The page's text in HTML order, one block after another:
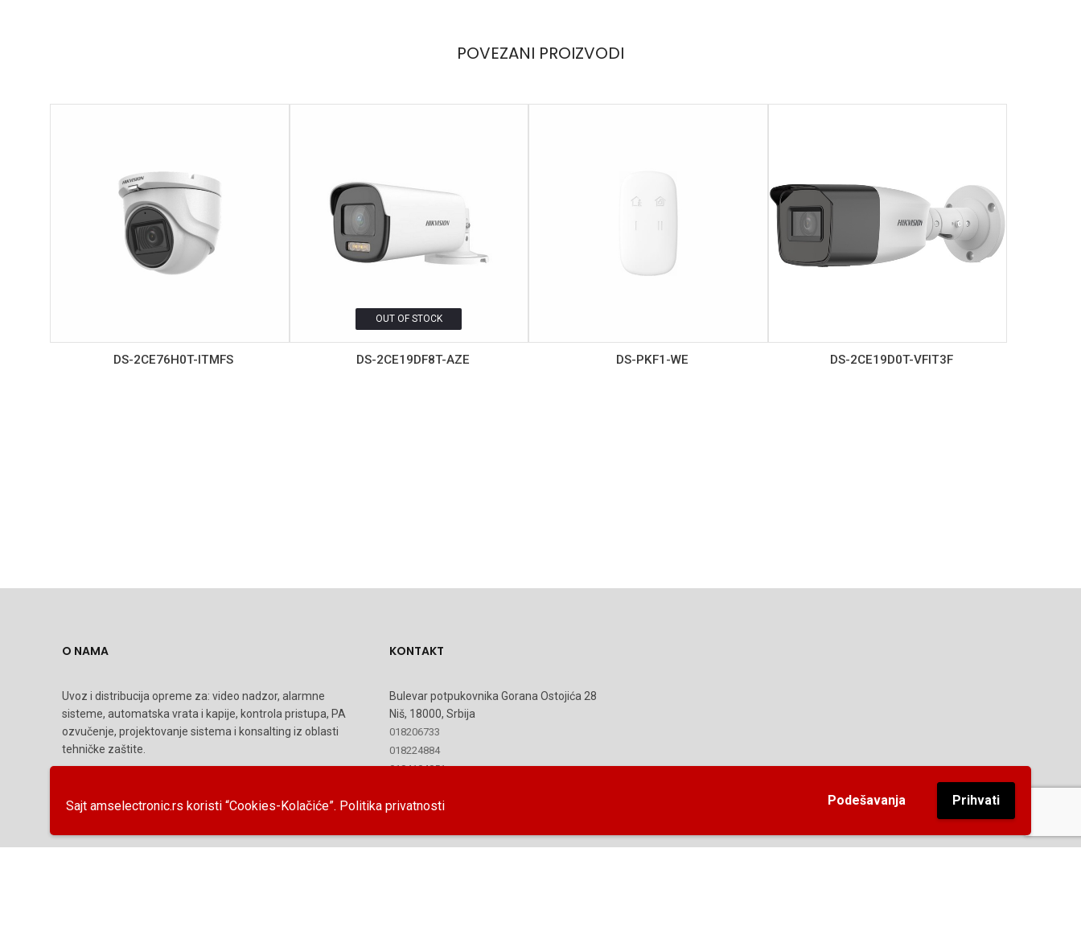
Sajt amselectronic.rs koristi “Cookies-Kolačiće”. Politika privatnosti Podešavanja Prihvati
stabilisano napajanje za kamere titan
wattson audio
POVEZANI PROIZVODI
DS-2CE76H0T-ITMFS
OUT OF STOCK
DS-2CE19DF8T-AZE DS-PKF1-WE DS-2CE19D0T-VFIT3F
O NAMA
Uvoz i distribucija opreme za: video nadzor, alarmne
sisteme, automatska vrata i kapije, kontrola pristupa, PA
ozvučenje, projektovanje sistema i konsalting iz oblasti
tehničke zaštite.
KONTAKT
Bulevar potpukovnika Gorana Ostojića 28
Niš, 18000, Srbija
018206733
018224884
0184104851